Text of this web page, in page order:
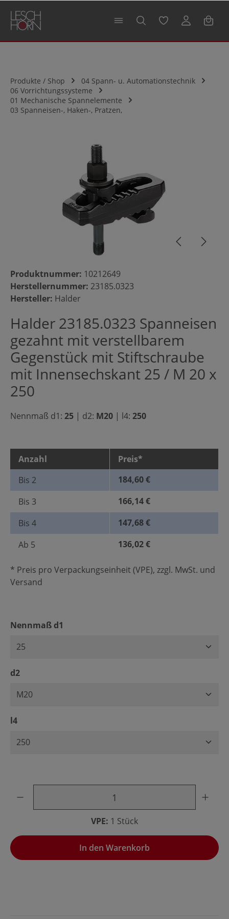
springen
Produkte / Shop
04 Spann- u. Automationstechnik
06 Vorrichtungssysteme
01 Mechanische Spannelemente
03 Spanneisen-, Haken-, Pratzen,
Bildergalerie überspringen
Produktnummer: 10212649
Herstellernummer: 23185.0323
Hersteller: Halder
Halder 23185.0323 Spanneisen
gezahnt mit verstellbarem
Gegenstück mit Stiftschraube
mit Innensechskant 25 / M 20 x
250
Nennmaß d1: 25 | d2: M20 | l4: 250
Anzahl
Preis*
Bis 2
184,60 €
Bis 3
166,14 €
Bis 4
147,68 €
Ab 5 136,02 €
* Preis pro Verpackungseinheit (VPE), zzgl. MwSt. und
Versand
Nennmaß d1
d2auswählen
l4auswählen
VPE: 1 Stück
In den Warenkorb